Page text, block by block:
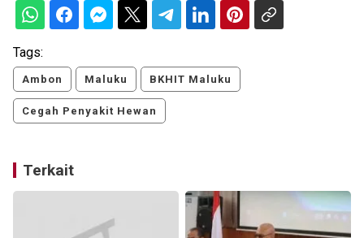
Tags:
Ambon Maluku BKHIT Maluku
Cegah Penyakit Hewan
Terkait